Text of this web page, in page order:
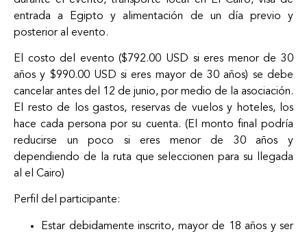
entrada a Egipto y alimentación de un día previo y
posterior al evento.
El costo del evento ($792.00 USD si eres menor de 30
años y $990.00 USD si eres mayor de 30 años) se debe
cancelar antes del 12 de junio, por medio de la asociación.
El resto de los gastos, reservas de vuelos y hoteles, los
hace cada persona por su cuenta. (El monto final podría
reducirse un poco si eres menor de 30 años y
dependiendo de la ruta que seleccionen para su llegada
al el Cairo)
Perfil del participante:
Estar debidamente inscrito, mayor de 18 años y ser